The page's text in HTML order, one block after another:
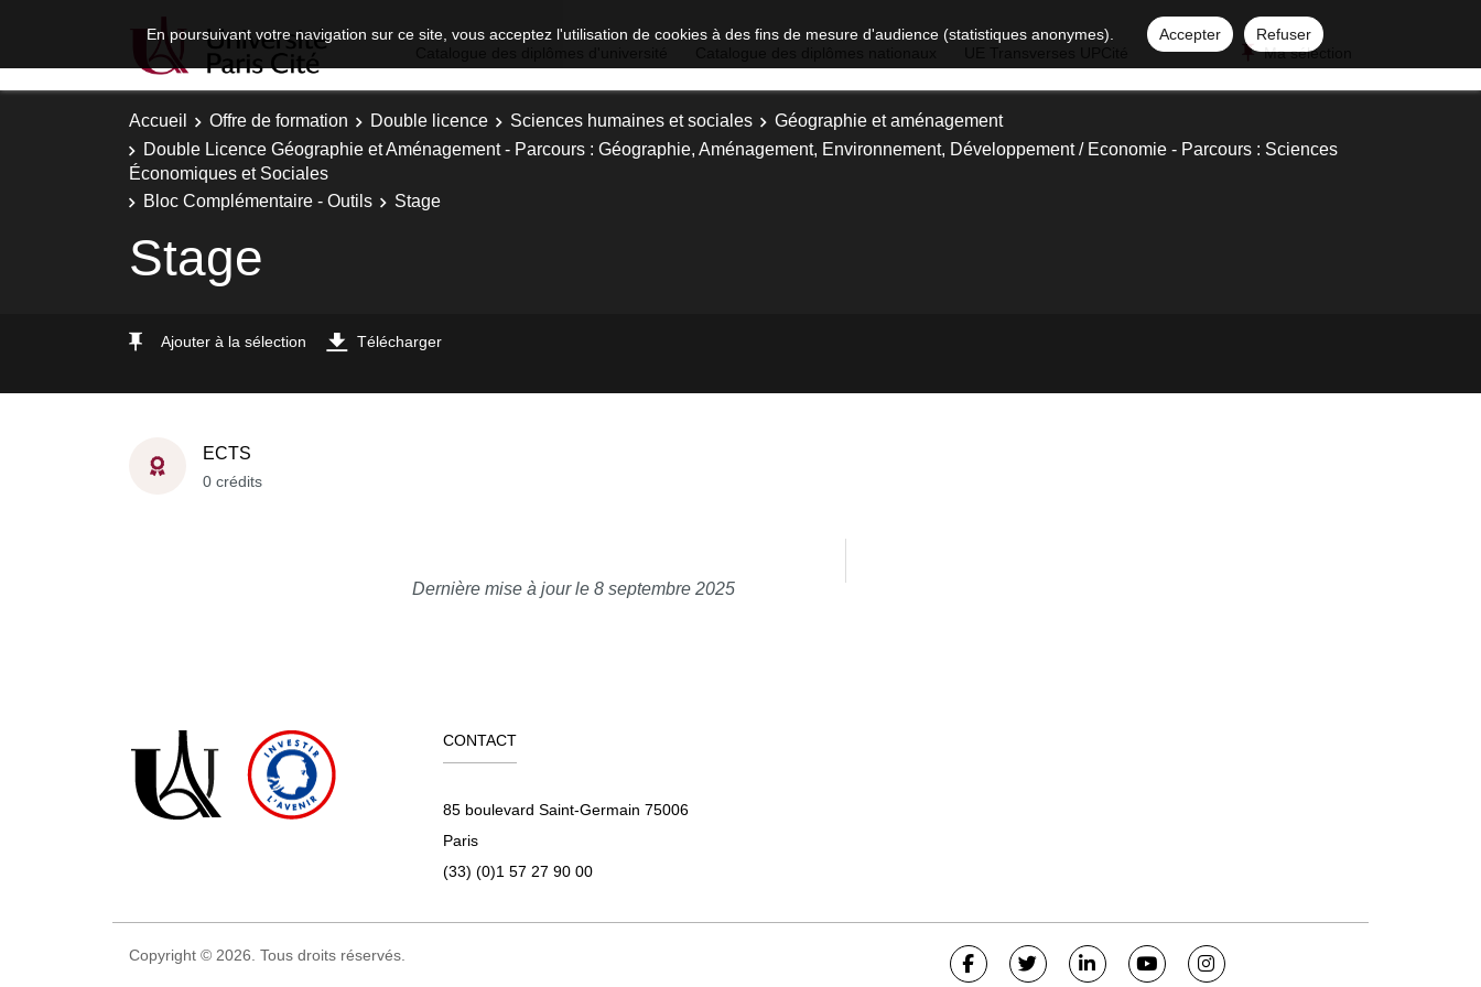
En poursuivant votre navigation sur ce site, vous acceptez l'utilisation de cookies à des fins de mesure d'audience (statistiques anonymes). Accepter
Refuser
Ma sélection
Accueil Offre de formation Double licence Sciences humaines et sociales
Géographie et aménagement
Double Licence Géographie et Aménagement - Parcours : Géographie, Aménagement, Environnement, Développement / Economie - Parcours : Sciences
Économiques et Sociales
Bloc Complémentaire - Outils
Stage
Stage
Ajouter à la sélection Télécharger
ECTS
0 crédits
Dernière mise à jour le 8 septembre 2025
CONTACT
85 boulevard Saint-Germain 75006
Paris
(33) (0)1 57 27 90 00
Copyright © 2026. Tous droits réservés.